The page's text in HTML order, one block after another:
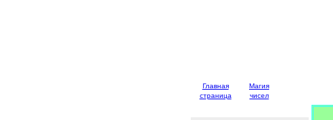
Главная
страница
Магия
чисел